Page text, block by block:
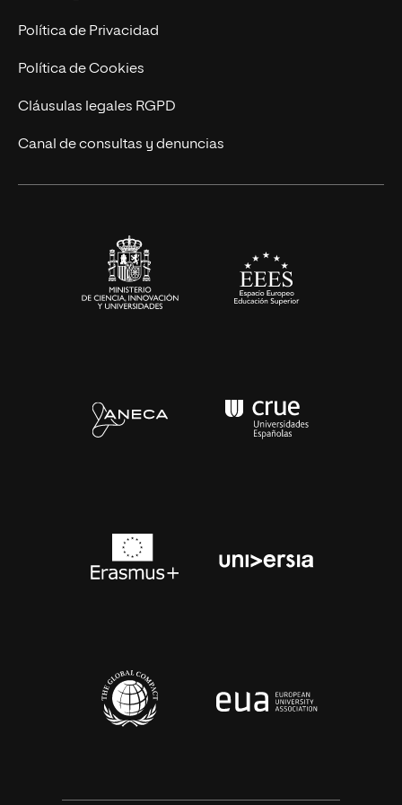
Postgrados
Cursos Universitarios
Trabaja en UNIR
Actualidad
UNIR Revista
Eventos
Política de Privacidad
Política de Cookies
Cláusulas legales RGPD
Canal de consultas y denuncias